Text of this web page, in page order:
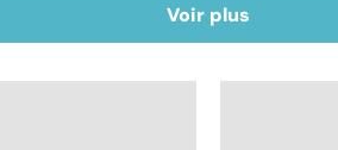
Voir plus